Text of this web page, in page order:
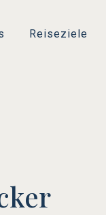
Reiseziele